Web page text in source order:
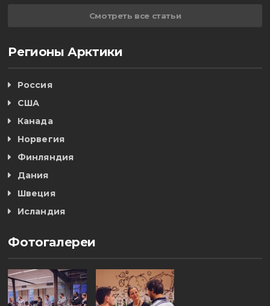
Смотреть все статьи
Регионы Арктики
Россия
США
Канада
Норвегия
Финляндия
Дания
Швеция
Исландия
Фотогалереи